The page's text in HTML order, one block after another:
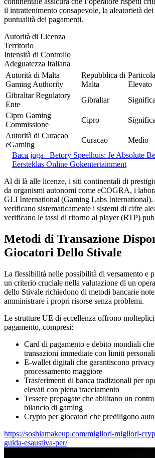
il intrattenimento consapevole, la aleatorietà
puntualità dei pagamenti.
Autorità di Licenza
Territorio
Intensità di Controllo
Adeguatezza Italiana
Autorità di Malta
Gaming Authority
Repubblica di
Malta
Elevato
Gibraltar Regulatory
Ente
Gibraltar
Cipro Gaming
Commissione
Cipro
Autorità di Curacao
eGaming
Curacao Medio
Baca juga
Betory Speelhuis: Je Absolute
Eersteklas Online Gokentertainment
Al di là alle licenze, i siti continentali di
da organismi autonomi come eCOGRA, i
GLI International (Gaming Labs International).
verificano sistematicamente i sistemi di cifre
verificano le tassi di ritorno al player (RTP)
Metodi di Transazione
Giocatori Dello Stivale
La flessibilità nelle possibilità di versamento e
un criterio cruciale nella valutazione di un
dello Stivale richiedono di metodi bancarie
amministrare i propri risorse senza problemi.
Le strutture UE di eccellenza offrono
pagamento, compresi:
Card di pagamento e debito mondiali
transazioni immediate con limiti
E-wallet digitali che garantiscono
processamento maggiore
Trasferimenti di banca tradizionali per
elevati con piena tracciamento
Tessere prepagate che abilitano un
bilancio di gaming
Crypto per giocatori che prediligono
https://soshiamakeup.com/migliori-migliori-
guida-esaustiva-per/